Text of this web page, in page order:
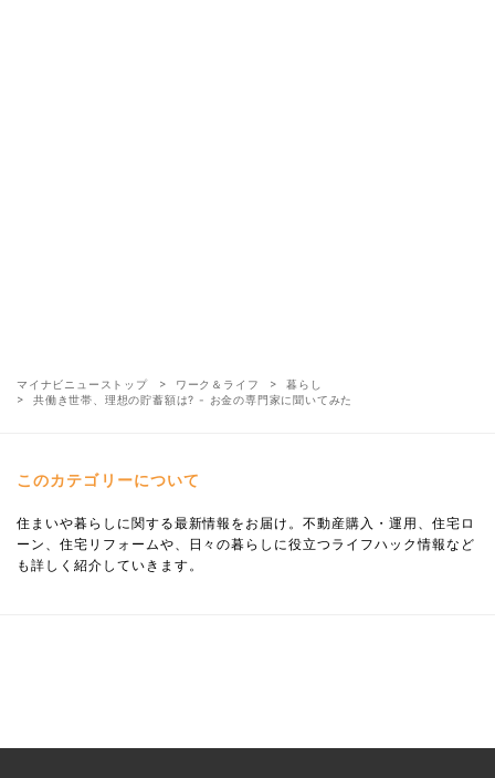
マイナビニューストップ ワーク＆ライフ
暮らし
共働き世帯、理想の貯蓄額は? - お金の専門家に聞いてみた
このカテゴリーについて
住まいや暮らしに関する最新情報をお届け。不動産購入・運用、住宅ロ
ーン、住宅リフォームや、日々の暮らしに役立つライフハック情報など
も詳しく紹介していきます。